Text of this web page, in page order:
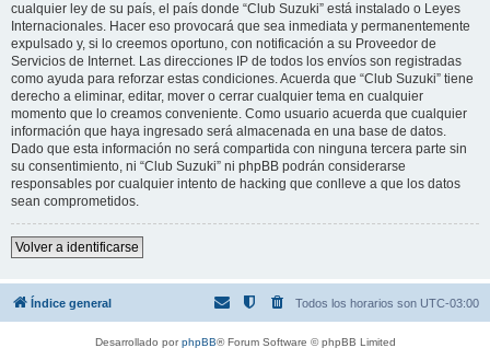
cualquier ley de su país, el país donde “Club Suzuki” está instalado o Leyes
Internacionales. Hacer eso provocará que sea inmediata y permanentemente
expulsado y, si lo creemos oportuno, con notificación a su Proveedor de
Servicios de Internet. Las direcciones IP de todos los envíos son registradas
como ayuda para reforzar estas condiciones. Acuerda que “Club Suzuki” tiene
derecho a eliminar, editar, mover o cerrar cualquier tema en cualquier
momento que lo creamos conveniente. Como usuario acuerda que cualquier
información que haya ingresado será almacenada en una base de datos.
Dado que esta información no será compartida con ninguna tercera parte sin
su consentimiento, ni “Club Suzuki” ni phpBB podrán considerarse
responsables por cualquier intento de hacking que conlleve a que los datos
sean comprometidos.
Volver a identificarse
Índice general Todos los horarios son UTC-03:00
Desarrollado porphpBB® Forum Software © phpBB Limited